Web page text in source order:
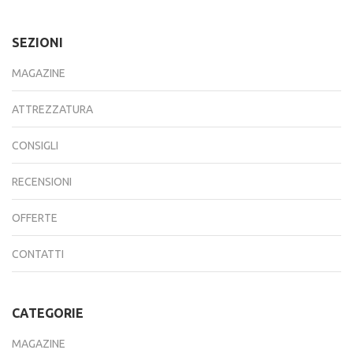
SEZIONI
MAGAZINE
ATTREZZATURA
CONSIGLI
RECENSIONI
OFFERTE
CONTATTI
CATEGORIE
MAGAZINE